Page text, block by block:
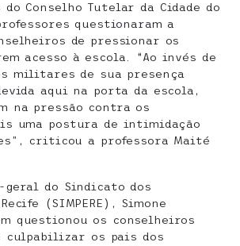
Conselho Tutelar da Cidade do
questionaram a
de pressionar os
acesso à escola. “Ao invés de
militares de sua presença
aqui na porta da escola,
na pressão contra os
uma postura de intimidação
criticou a professora Maité
geral do Sindicato dos
(SIMPERE), Simone
questionou os conselheiros
culpabilizar os pais dos